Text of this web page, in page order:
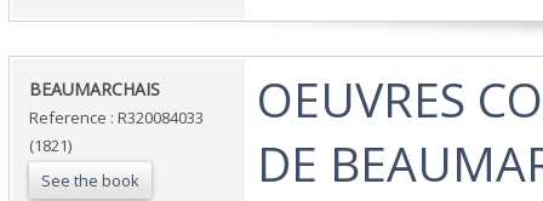
‎BEAUMARCHAIS‎
Reference : R320084033
(1821)
See the book
‎OEUVRES
DE